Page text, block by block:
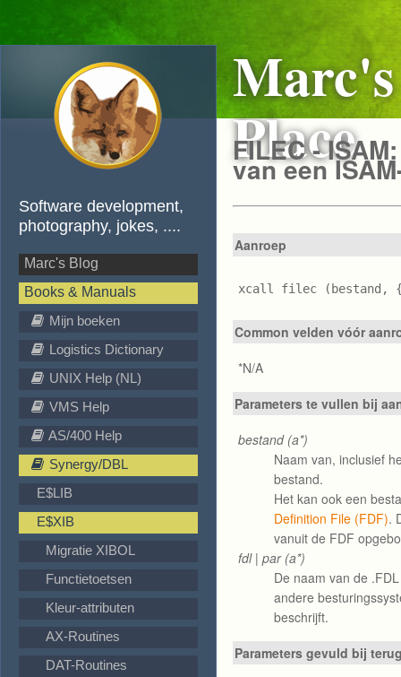
Software development,
photography, jokes, ....
Marc's Blog
Books & Manuals
Mijn boeken
Logistics Dictionary
UNIX Help (NL)
VMS Help
AS/400 Help
Synergy/DBL
E$LIB
E$XIB
Migratie XIBOL
Functietoetsen
Kleur-attributen
AX-Routines
DAT-Routines
Marc's
Place
FILEC -
van een
Aanroep
xcall filec (bestand,
Common velden vóór
*N/A
Parameters te vullen bij
bestand (a*)
Naam van, inclusief
bestand.
Het kan ook een
Definition File (FDF).
vanuit de FDF
fdl | par (a*)
De naam van de
andere
beschrijft.
Parameters gevuld bij